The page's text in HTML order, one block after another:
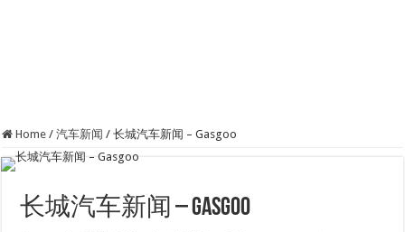
Home / 汽车新闻 / 长城汽车新闻 – Gasgoo
长城汽车新闻 – Gasgoo